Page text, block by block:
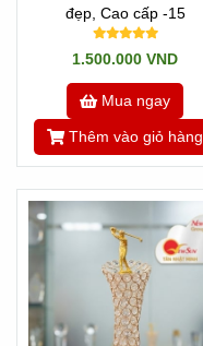
đẹp, Cao cấp -15
1.500.000 VND
Mua ngay
Thêm vào giỏ hàng